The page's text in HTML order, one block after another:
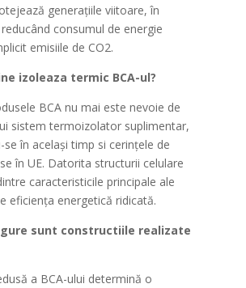
generațiile viitoare, în
consumul de energie
emisiile de CO2.
izoleaza termic BCA-ul?
BCA nu mai este nevoie de
sistem termoizolator suplimentar,
se în același timp si cerințele de
în UE. Datorita structurii celulare
caracteristicile principale ale
eficiența energetică ridicată.
sunt constructiile realizate
a BCA-ului determină o